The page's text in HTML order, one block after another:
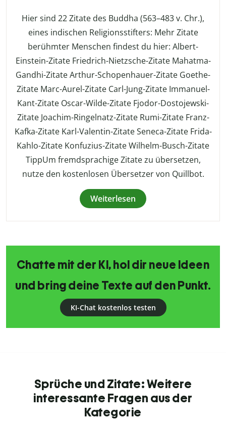
Hier sind 22 Zitate des Buddha (563–483 v. Chr.),
eines indischen Religionsstifters: Mehr Zitate
berühmter Menschen findest du hier: Albert-
Einstein-Zitate Friedrich-Nietzsche-Zitate Mahatma-
Gandhi-Zitate Arthur-Schopenhauer-Zitate Goethe-
Zitate Marc-Aurel-Zitate Carl-Jung-Zitate Immanuel-
Kant-Zitate Oscar-Wilde-Zitate Fjodor-Dostojewski-
Zitate Joachim-Ringelnatz-Zitate Rumi-Zitate Franz-
Kafka-Zitate Karl-Valentin-Zitate Seneca-Zitate Frida-
Kahlo-Zitate Konfuzius-Zitate Wilhelm-Busch-Zitate
TippUm fremdsprachige Zitate zu übersetzen,
nutze den kostenlosen Übersetzer von Quillbot.
Weiterlesen
Chatte mit der KI, hol dir neue Ideen
und bring deine Texte auf den Punkt.
KI-Chat kostenlos testen
Sprüche und Zitate: Weitere
interessante Fragen aus der
Kategorie